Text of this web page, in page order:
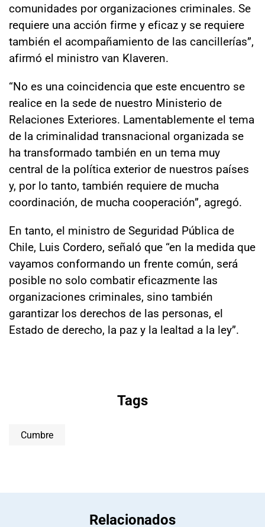
comunidades por organizaciones criminales. Se
requiere una acción firme y eficaz y se requiere
también el acompañamiento de las cancillerías”,
afirmó el ministro van Klaveren.
“No es una coincidencia que este encuentro se
realice en la sede de nuestro Ministerio de
Relaciones Exteriores. Lamentablemente el tema
de la criminalidad transnacional organizada se
ha transformado también en un tema muy
central de la política exterior de nuestros países
y, por lo tanto, también requiere de mucha
coordinación, de mucha cooperación”, agregó.
En tanto, el ministro de Seguridad Pública de
Chile, Luis Cordero, señaló que “en la medida que
vayamos conformando un frente común, será
posible no solo combatir eficazmente las
organizaciones criminales, sino también
garantizar los derechos de las personas, el
Estado de derecho, la paz y la lealtad a la ley”.
Tags
Cumbre
Relacionados